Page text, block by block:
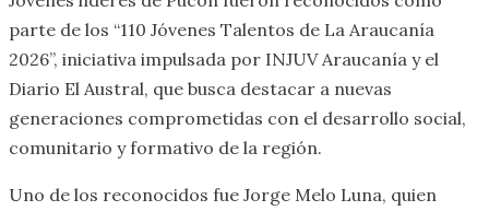
parte de los “110 Jóvenes Talentos de La Araucanía
2026”, iniciativa impulsada por INJUV Araucanía y el
Diario El Austral, que busca destacar a nuevas
generaciones comprometidas con el desarrollo social,
comunitario y formativo de la región.
Uno de los reconocidos fue Jorge Melo Luna, quien